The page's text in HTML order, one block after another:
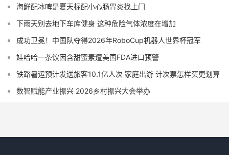
海鲜配冰啤是夏天标配小心肠胃炎找上门
下雨天别去地下车库健身 这种危险气体浓度在增加
成功卫冕！中国队夺得2026年RoboCup机器人世界杯冠军
娃哈哈一茶饮因含甜蜜素遭美国FDA进口预警
铁路暑运预计发送旅客10.1亿人次 家庭出游 计次票怎样买更划算
数智赋能产业振兴 2026乡村振兴大会举办